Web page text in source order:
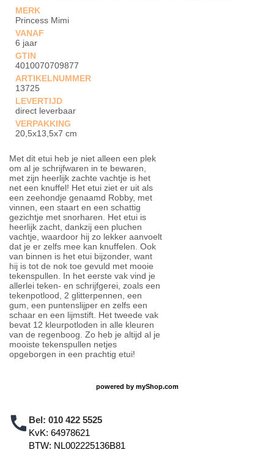
MERK
Princess Mimi
VANAF
6 jaar
GTIN
4010070709877
ARTIKELNUMMER
13725
LEVERTIJD
direct leverbaar
VERPAKKING
20,5x13,5x7 cm
Met dit etui heb je niet alleen een plek
om al je schrijfwaren in te bewaren,
met zijn heerlijk zachte vachtje is het
net een knuffel! Het etui ziet er uit als
een zeehondje genaamd Robby, met
vinnen, een staart en een schattig
gezichtje met snorharen. Het etui is
heerlijk zacht, dankzij een pluchen
vachtje, waardoor hij zo lekker aanvoelt
dat je er zelfs mee kan knuffelen. Ook
van binnen is het etui bijzonder, want
hij is tot de nok toe gevuld met mooie
tekenspullen. In het eerste vak vind je
allerlei teken- en schrijfgerei, zoals een
tekenpotlood, 2 glitterpennen, een
gum, een puntenslijper en zelfs een
schaar en een lijmstift. Het tweede vak
bevat 12 kleurpotloden in alle kleuren
van de regenboog. Zo heb je altijd al je
mooiste tekenspullen netjes
opgeborgen in een prachtig etui!
powered by myShop.com
Bel: 010 422 5525
KvK: 64978621
BTW: NL002225136B81